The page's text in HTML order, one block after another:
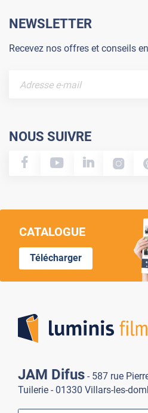
NEWSLETTER
Recevez nos offres et conseils
NOUS SUIVRE
CATALOGUE
Télécharger
JAM Difus - 587 rue
Tuilerie - 01330 Villars-les-